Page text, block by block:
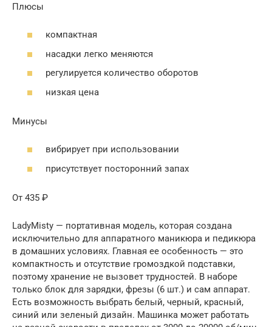
Плюсы
компактная
насадки легко меняются
регулируется количество оборотов
низкая цена
Минусы
вибрирует при использовании
присутствует посторонний запах
От 435 ₽
LadyMisty — портативная модель, которая создана
исключительно для аппаратного маникюра и педикюра
в домашних условиях. Главная ее особенность — это
компактность и отсутствие громоздкой подставки,
поэтому хранение не вызовет трудностей. В наборе
только блок для зарядки, фрезы (6 шт.) и сам аппарат.
Есть возможность выбрать белый, черный, красный,
синий или зеленый дизайн. Машинка может работать